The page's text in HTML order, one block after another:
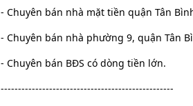
- Chuyên bán nhà mặt tiền quận Tân
- Chuyên bán nhà phường 9, quận Tân
- Chuyên bán BĐS có dòng tiền lớn.
--------------------------------------------------